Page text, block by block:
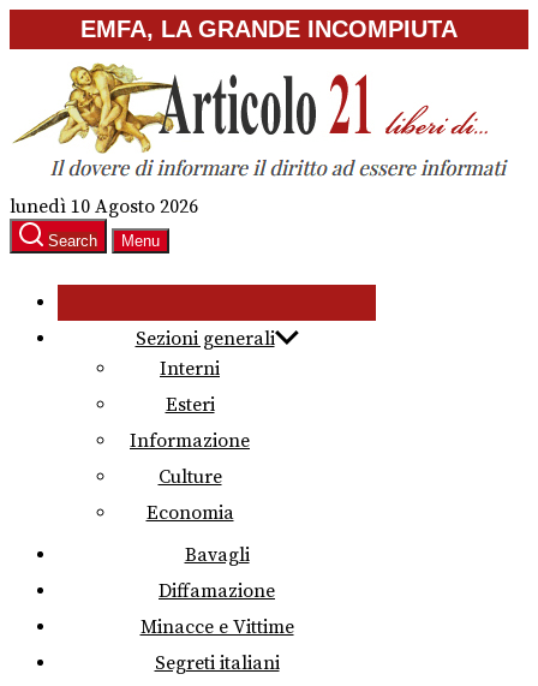
to
content
EMFA, LA GRANDE INCOMPIUTA
lunedì 10 Agosto 2026
Search Menu
Sezioni generali
Interni
Esteri
Informazione
Culture
Economia
Bavagli
Diffamazione
Minacce e Vittime
Segreti italiani